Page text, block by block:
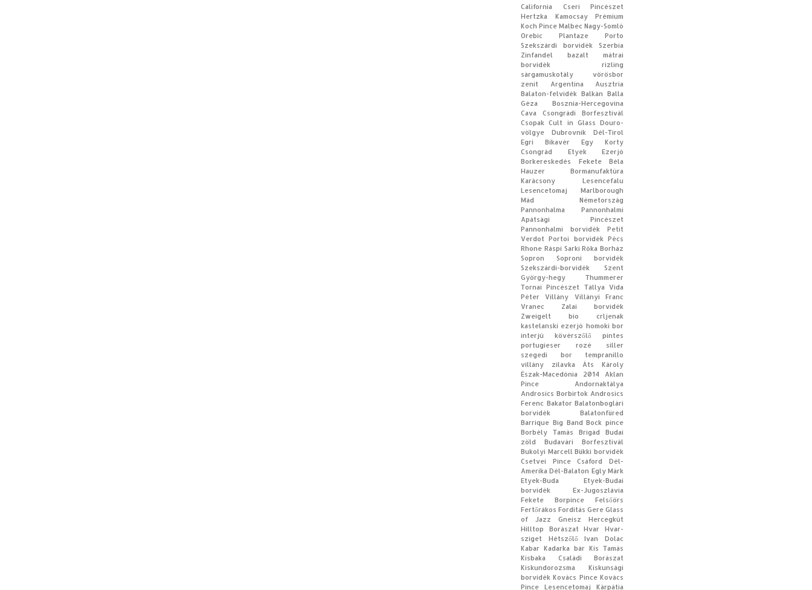
California
Cseri Pincészet
Hertzka
Kamocsay Prémium
Koch Pince Malbec Nagy-Somló
Orebic
Plantaze
Porto
Szekszárdi borvidék
Szerbia
Zinfandel
bazalt
mátrai
borvidék
rizling
sárgamuskotály
vörösbor
zenit
Argentína
Ausztria
Balaton-felvidék Balkán Balla
Géza
Bosznia-Hercegovina
Cava
Csongrádi Borfesztivál
Csopak Cult in Glass Douro-
völgye
Dubrovnik
Dél-Tirol
Egri Bikavér
Egy Korty
Csongrád
Etyek
Ezerjó
Borkereskedés
Fekete Béla
Hauzer Bormanufaktúra
Karácsony
Lesencefalu
Lesencetomaj
Marlborough
Mád
Németország
Pannonhalma
Pannonhalmi
Apátsági Pincészet
Pannonhalmi borvidék
Petit
Verdot Portoi borvidék Pécs
Rhone Ráspi Sarki Róka Borház
Sopron
Soproni borvidék
Szekszárdi-borvidék
Szent
György-hegy
Thummerer
Tornai Pincészet Tállya Vida
Péter
Villány
Villányi Franc
Vranec
Zalai borvidék
Zweigelt
bio
crljenak
kastelanski ezerjó homoki bor
interjú
kövérszőlő
pintes
portugieser
rozé
siller
szegedi bor
tempranillo
villány
zilavka
Áts Károly
Észak-Macedónia
2014
Aklan
Pince
Andornaktálya
Androsics Borbirtok Androsics
Ferenc Bakator Balatonboglári
borvidék
Balatonfüred
Barrique Big Band Bock pince
Borbély Tamás
Brigád
Budai
zöld
Budavári Borfesztivál
Bukolyi Marcell Bükki borvidék
Csetvei Pince
Csáford
Dél-
Amerika Dél-Balaton Egly Márk
Etyek-Buda
Etyek-Budai
borvidék
Ex-Jugoszlávia
Fekete Borpince
Felsőörs
Fertőrákos Fordítás Gere Glass
of Jazz
Gneisz
Hercegkút
Hilltop Borászat
Hvar
Hvar-
sziget
Hétszőlő
Ivan Dolac
Kabar Kadarka bár Kis Tamás
Kisbaka Családi Borászat
Kiskundorozsma
Kiskunsági
borvidék Kovács Pince Kovács
Pince Lesencetomaj
Kárpátia